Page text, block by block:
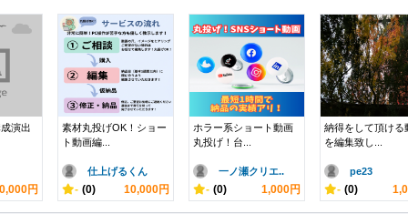
演出
円
素材丸投げOK！ショー
ト動画編...
仕上げるくん
- (0) 10,000円
ホラー系ショート動画
丸投げ！台...
一ノ瀬クリエ..
- (0) 1,000円
納得をして頂ける
を編集致し...
pe23
- (0)